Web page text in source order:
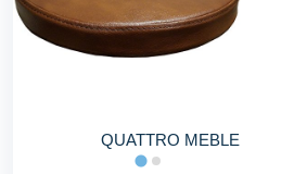
QUATTRO MEBLE